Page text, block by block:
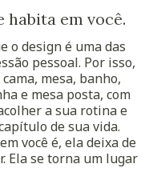
habita em você.
o design é uma das
pessoal. Por isso,
mesa, banho,
e mesa posta, com
a sua rotina e
de sua vida.
você é, ela deixa de
Ela se torna um lugar